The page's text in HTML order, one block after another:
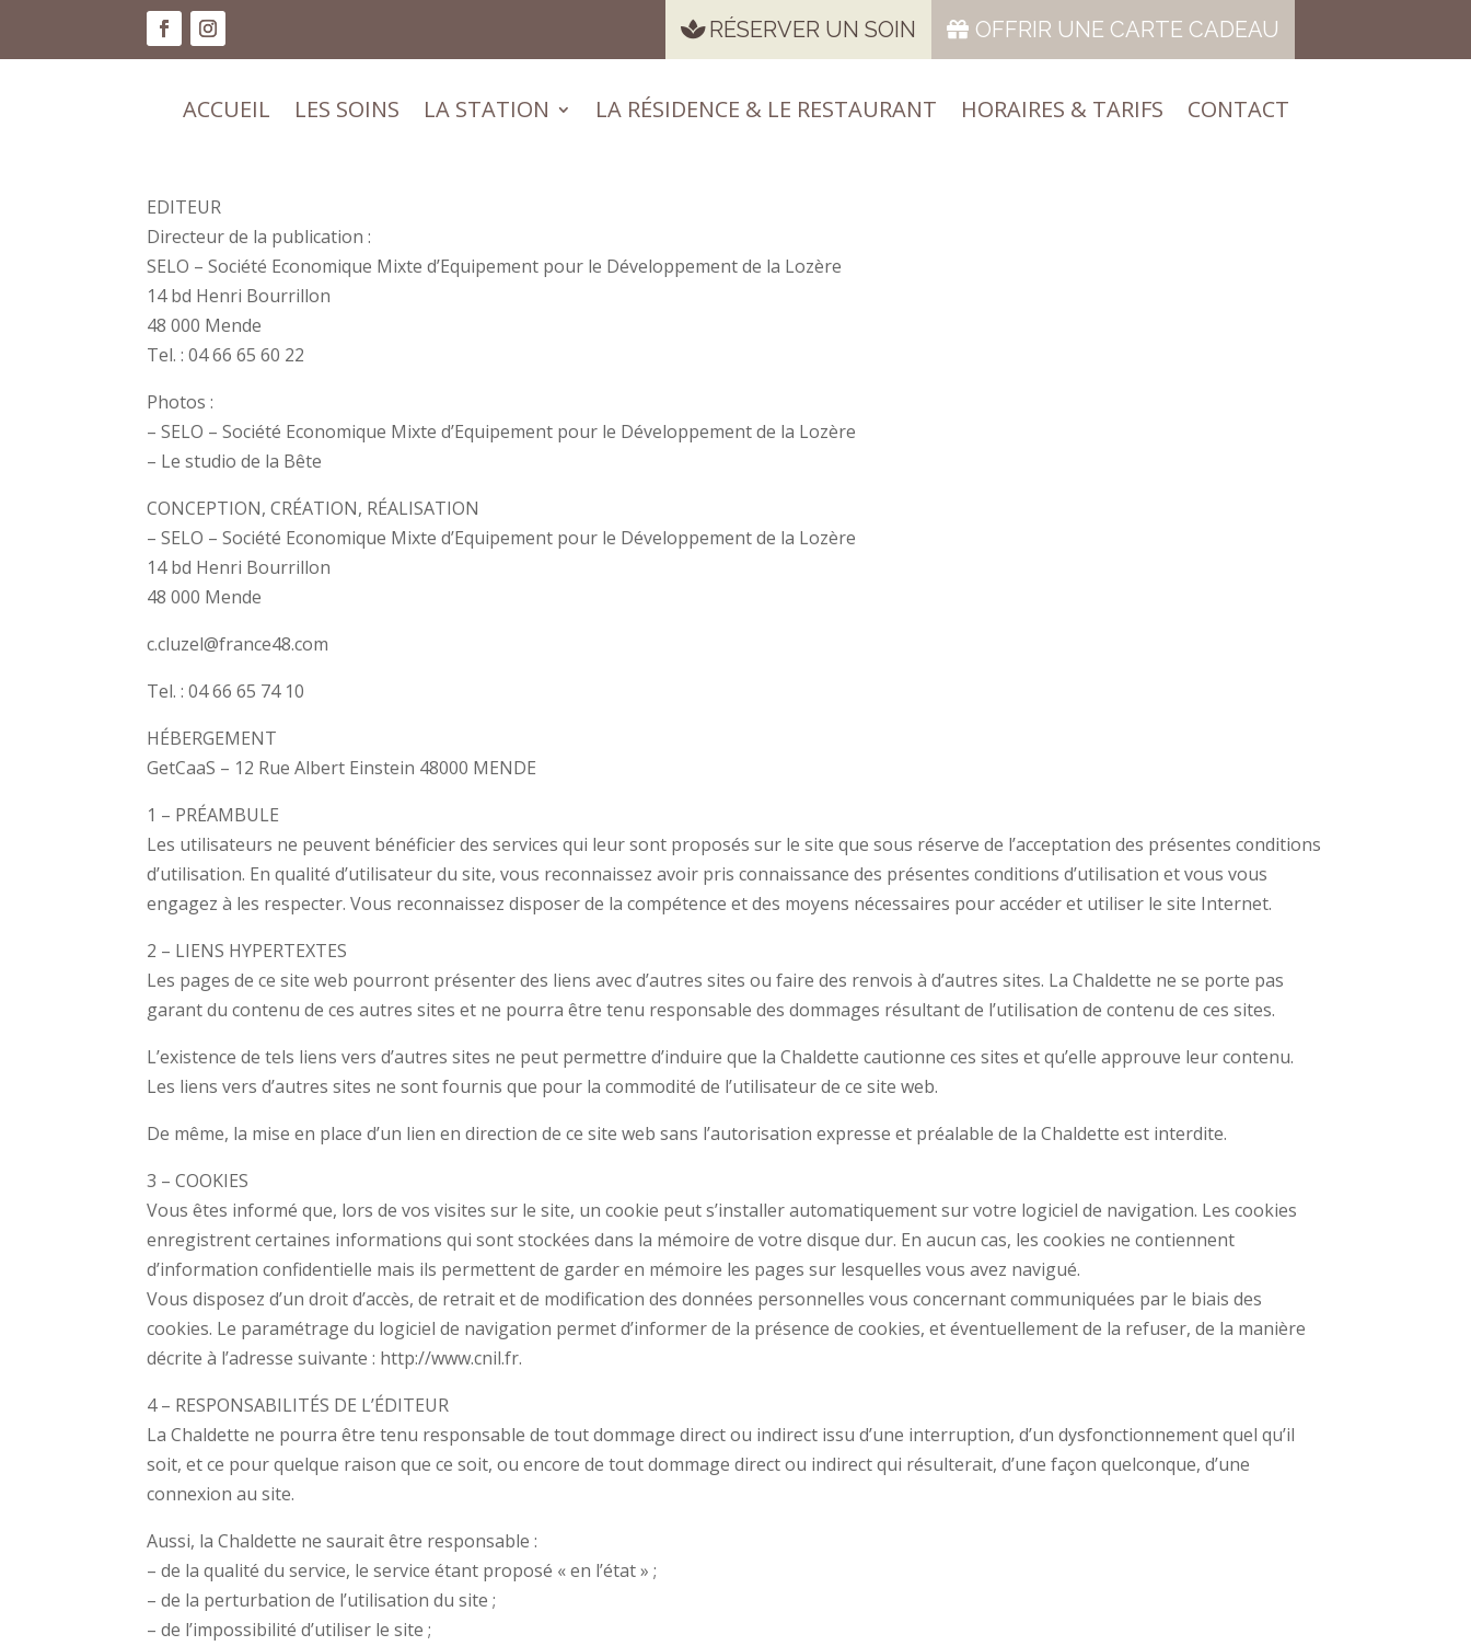
RÉSERVER UN SOIN OFFRIR UNE CARTE CADEAU
ACCUEIL LES SOINS LA STATION LA RÉSIDENCE & LE RESTAURANT HORAIRES & TARIFS CONTACT
ACCUEIL LES SOINS LA STATION LA RÉSIDENCE & LE RESTAURANT HORAIRES & TARIFS CONTACT
EDITEUR
Directeur de la publication :
SELO – Société Economique Mixte d’Equipement pour le Développement de la Lozère
14 bd Henri Bourrillon
48 000 Mende
Tel. : 04 66 65 60 22
Photos :
– SELO – Société Economique Mixte d’Equipement pour le Développement de la Lozère
– Le studio de la Bête
CONCEPTION, CRÉATION, RÉALISATION
– SELO – Société Economique Mixte d’Equipement pour le Développement de la Lozère
14 bd Henri Bourrillon
48 000 Mende
c.cluzel@france48.com
Tel. : 04 66 65 74 10
HÉBERGEMENT
GetCaaS – 12 Rue Albert Einstein 48000 MENDE
1 – PRÉAMBULE
Les utilisateurs ne peuvent bénéficier des services qui leur sont proposés sur le site que sous réserve de l’acceptation des présentes conditions
d’utilisation. En qualité d’utilisateur du site, vous reconnaissez avoir pris connaissance des présentes conditions d’utilisation et vous vous
engagez à les respecter. Vous reconnaissez disposer de la compétence et des moyens nécessaires pour accéder et utiliser le site Internet.
2 – LIENS HYPERTEXTES
Les pages de ce site web pourront présenter des liens avec d’autres sites ou faire des renvois à d’autres sites. La Chaldette ne se porte pas
garant du contenu de ces autres sites et ne pourra être tenu responsable des dommages résultant de l’utilisation de contenu de ces sites.
L’existence de tels liens vers d’autres sites ne peut permettre d’induire que la Chaldette cautionne ces sites et qu’elle approuve leur contenu.
Les liens vers d’autres sites ne sont fournis que pour la commodité de l’utilisateur de ce site web.
De même, la mise en place d’un lien en direction de ce site web sans l’autorisation expresse et préalable de la Chaldette est interdite.
3 – COOKIES
Vous êtes informé que, lors de vos visites sur le site, un cookie peut s’installer automatiquement sur votre logiciel de navigation. Les cookies
enregistrent certaines informations qui sont stockées dans la mémoire de votre disque dur. En aucun cas, les cookies ne contiennent
d’information confidentielle mais ils permettent de garder en mémoire les pages sur lesquelles vous avez navigué.
Vous disposez d’un droit d’accès, de retrait et de modification des données personnelles vous concernant communiquées par le biais des
cookies. Le paramétrage du logiciel de navigation permet d’informer de la présence de cookies, et éventuellement de la refuser, de la manière
décrite à l’adresse suivante : http://www.cnil.fr.
4 – RESPONSABILITÉS DE L’ÉDITEUR
La Chaldette ne pourra être tenu responsable de tout dommage direct ou indirect issu d’une interruption, d’un dysfonctionnement quel qu’il
soit, et ce pour quelque raison que ce soit, ou encore de tout dommage direct ou indirect qui résulterait, d’une façon quelconque, d’une
connexion au site.
Aussi, la Chaldette ne saurait être responsable :
– de la qualité du service, le service étant proposé « en l’état » ;
– de la perturbation de l’utilisation du site ;
– de l’impossibilité d’utiliser le site ;